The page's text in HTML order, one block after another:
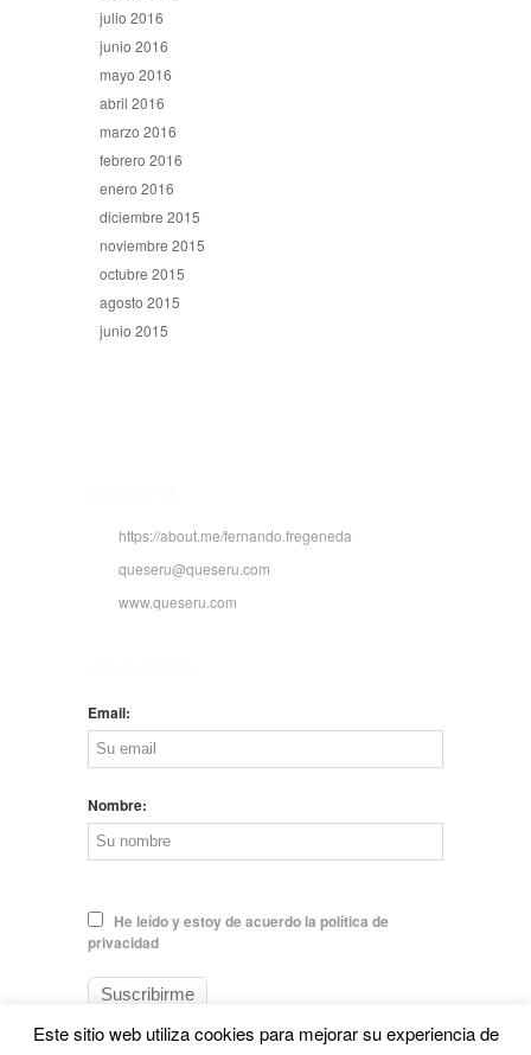
julio 2016
junio 2016
mayo 2016
abril 2016
marzo 2016
febrero 2016
enero 2016
diciembre 2015
noviembre 2015
octubre 2015
agosto 2015
junio 2015
https://about.me/fernando.fregeneda
queseru@queseru.com
www.queseru.com
Email:
Nombre:
He leído y estoy de acuerdo la política de
privacidad
Este sitio web utiliza cookies para mejorar su experiencia de